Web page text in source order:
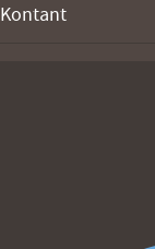
Kontant